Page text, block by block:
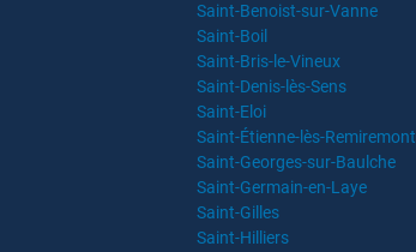
Saint-Benoist-sur-Vanne
Saint-Boil
Saint-Bris-le-Vineux
Saint-Denis-lès-Sens
Saint-Eloi
Saint-Étienne-lès-Remiremont
Saint-Georges-sur-Baulche
Saint-Germain-en-Laye
Saint-Gilles
Saint-Hilliers